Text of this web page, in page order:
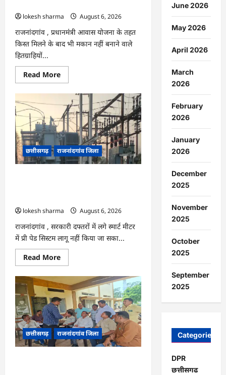
उमस
बढ़ी…
lokesh sharma
August 6, 2026
राजनांदगांव , प्रधानमंंत्री आवास योजना के तहत
किस्त मिलने के बाद भी मकान नहीं बनाने वाले
हितग्राहियों...
Read MoreRead
more
राजनांदगांव
किस्त
लेकर
नहीं
बनाया
आवास
145
हितग्राहियों
से
होगी
छत्तीसगढ़ राजनांदगांव जिला
lokesh sharma
August 6, 2026
राजनांदगांव , सरकारी दफ्तरों में लगे स्मार्ट मीटर
में प्री पेड सिस्टम लागू नहीं किया जा सका...
Read MoreRead
more
राजनांदगांव
:
107
करोड़
बकाया,
प्री-
पेड
व्यवस्था
में
3
माह
छत्तीसगढ़ राजनांदगांव जिला
June 2026
May 2026
April 2026
March
2026
February
2026
January
2026
December
2025
November
2025
October
2025
September
2025
Categories
DPR
छत्तीसगढ